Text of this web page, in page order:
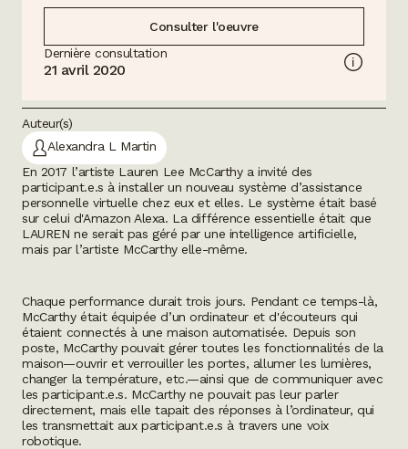
Consulter l'oeuvre
Dernière consultation
21 avril 2020
Auteur(s)
Alexandra L Martin
En 2017 l’artiste Lauren Lee McCarthy a invité des
participant.e.s à installer un nouveau système d’assistance
personnelle virtuelle chez eux et elles. Le système était basé
sur celui d'Amazon Alexa. La différence essentielle était que
LAUREN ne serait pas géré par une intelligence artificielle,
mais par l’artiste McCarthy elle-même.
Chaque performance durait trois jours. Pendant ce temps-là,
McCarthy était équipée d’un ordinateur et d'écouteurs qui
étaient connectés à une maison automatisée. Depuis son
poste, McCarthy pouvait gérer toutes les fonctionnalités de la
maison—ouvrir et verrouiller les portes, allumer les lumières,
changer la température, etc.—ainsi que de communiquer avec
les participant.e.s. McCarthy ne pouvait pas leur parler
directement, mais elle tapait des réponses à l’ordinateur, qui
les transmettait aux participant.e.s à travers une voix
robotique.